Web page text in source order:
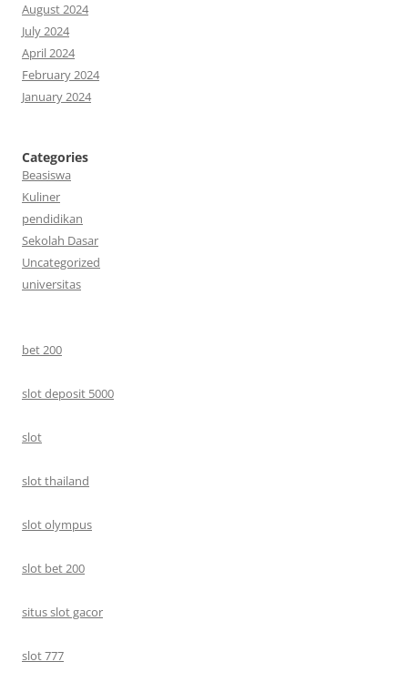
August 2024
July 2024
April 2024
February 2024
January 2024
Categories
Beasiswa
Kuliner
pendidikan
Sekolah Dasar
Uncategorized
universitas
bet 200
slot deposit 5000
slot
slot thailand
slot olympus
slot bet 200
situs slot gacor
slot 777